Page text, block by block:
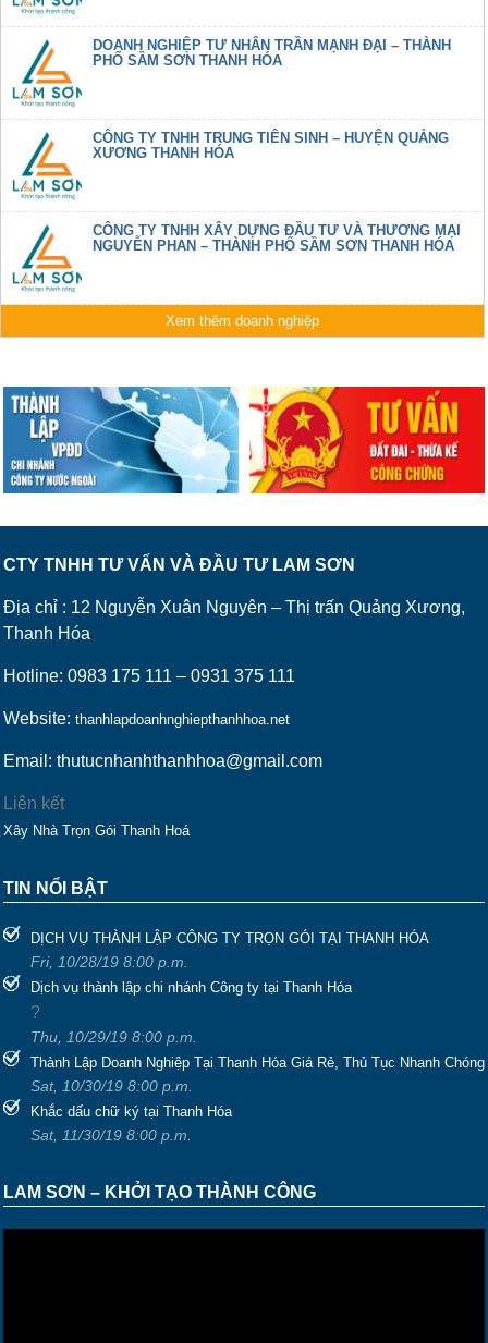
DOANH NGHIỆP TƯ NHÂN TRẦN MẠNH ĐẠI – THÀNH
PHỐ SẦM SƠN THANH HÓA
CÔNG TY TNHH TRUNG TIÊN SINH – HUYỆN QUẢNG
XƯƠNG THANH HÓA
CÔNG TY TNHH XÂY DỰNG ĐẦU TƯ VÀ THƯƠNG MẠI
NGUYỄN PHAN – THÀNH PHỐ SẦM SƠN THANH HÓA
Xem thêm doanh nghiệp
CTY TNHH TƯ VẤN VÀ ĐẦU TƯ LAM SƠN
Địa chỉ : 12 Nguyễn Xuân Nguyên – Thị trấn Quảng Xương,
Thanh Hóa
Hotline: 0983 175 111 – 0931 375 111
Website: thanhlapdoanhnghiepthanhhoa.net
Email: thutucnhanhthanhhoa@gmail.com
Liên kết
Xây Nhà Trọn Gói Thanh Hoá
TIN NỔI BẬT
DỊCH VỤ THÀNH LẬP CÔNG TY TRỌN GÓI TẠI THANH HÓA
Fri, 10/28/19 8:00 p.m.
Dịch vụ thành lập chi nhánh Công ty tại Thanh Hóa
?
Thu, 10/29/19 8:00 p.m.
Thành Lập Doanh Nghiệp Tại Thanh Hóa Giá Rẻ, Thủ Tục Nhanh Chóng
Sat, 10/30/19 8:00 p.m.
Khắc dấu chữ ký tại Thanh Hóa
Sat, 11/30/19 8:00 p.m.
LAM SƠN – KHỞI TẠO THÀNH CÔNG